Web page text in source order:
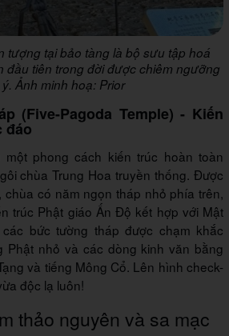
tượng tại bảo tàng là bộ sưu tập hoá
đầu tiên trong đời được chiêm ngưỡng
Ảnh minh hoạ: Prior
(Five-Pagoda Temple) - Kiến
đáo
phong cách kiến trúc hoàn toàn
chùa Trung Hoa truyền thống. Được
chùa có năm ngọn tháp nhỏ phía trên,
trúc Phật giáo Ấn Độ kết hợp với Mật
các bức tường tháp được chạm khắc
Phật nhỏ và các dòng kinh văn bằng
và tiếng Mông Cổ. Lên hình check-
độc lạ luôn!
thảo nguyên và sa mạc